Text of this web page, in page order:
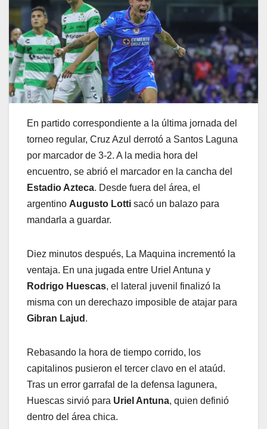
En partido correspondiente a la última jornada del
torneo regular, Cruz Azul derrotó a Santos Laguna
por marcador de 3-2. A la media hora del
encuentro, se abrió el marcador en la cancha del
Estadio Azteca. Desde fuera del área, el
argentino Augusto Lotti sacó un balazo para
mandarla a guardar.
Diez minutos después, La Maquina incrementó la
ventaja. En una jugada entre Uriel Antuna y
Rodrigo Huescas, el lateral juvenil finalizó la
misma con un derechazo imposible de atajar para
Gibran Lajud .
Rebasando la hora de tiempo corrido, los
capitalinos pusieron el tercer clavo en el ataúd.
Tras un error garrafal de la defensa lagunera,
Huescas sirvió para Uriel Antuna, quien definió
dentro del área chica.